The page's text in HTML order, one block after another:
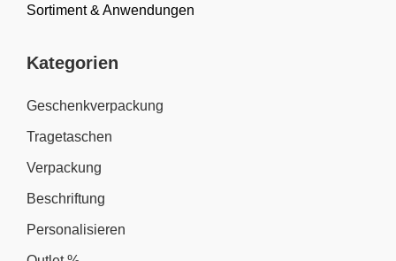
Sortiment & Anwendungen
Kategorien
Geschenkverpackung
Tragetaschen
Verpackung
Beschriftung
Personalisieren